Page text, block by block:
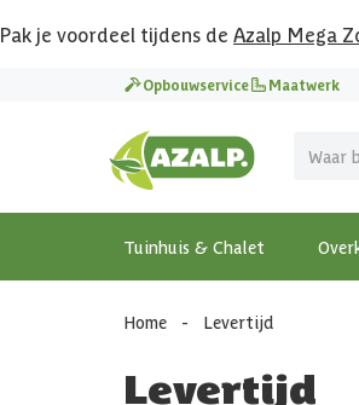
Pak je voordeel tijdens de Azalp Mega
Opbouwservice Maatwerk
Tuinhuis & Chalet
Home - Levertijd
Levertijd